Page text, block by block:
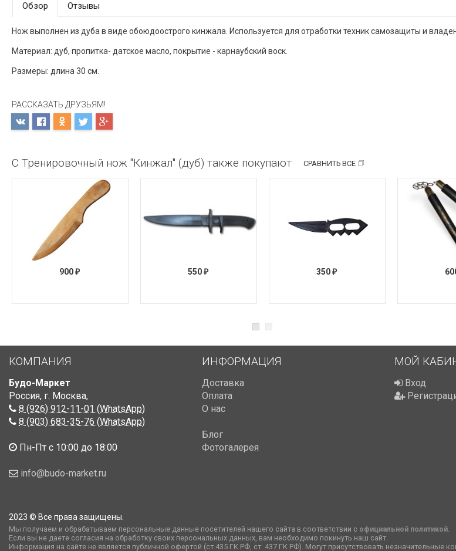
Обзор Отзывы
Нож выполнен из дуба в виде обоюдоострого кинжала. Используется для отработки техник самозащиты и
Материал: дуб, пропитка- датское масло, покрытие - карнаубский воск.
Размеры: длина 30 см.
РАССКАЗАТЬ ДРУЗЬЯМ!
С Тренировочный нож "Кинжал" (дуб) также покупают СРАВНИТЬ ВСЕ
900 ₽ 550 ₽ 350 ₽
КОМПАНИЯ
Будо-Маркет
Россия, г. Москва,
8 (926) 912-11-01 (WhatsApp)
8 (903) 683-35-76 (WhatsApp)
Пн-Пт с 10:00 до 18:00
info@budo-market.ru
ИНФОРМАЦИЯ
Доставка
Оплата
О нас
Блог
Фотогалерея
МОЙ
Вход
2023 © Все права защищены.
Мы получаем и обрабатываем персональные данные посетителей нашего сайта в соответствии с официальной политикой.
Если вы не даете согласия на обработку своих персональных данных, вам необходимо покинуть наш сайт.
Информация на сайте не является публичной офертой (ст.435 ГК РФ, cт. 437 ГК РФ). Могут присутствовать незначительные